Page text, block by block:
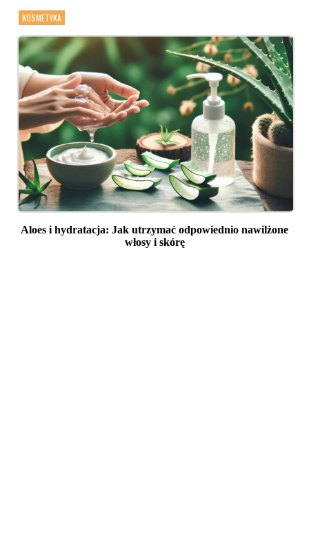
KOSMETYKA
Aloes i hydratacja: Jak utrzymać odpowiednio nawilżone
włosy i skórę